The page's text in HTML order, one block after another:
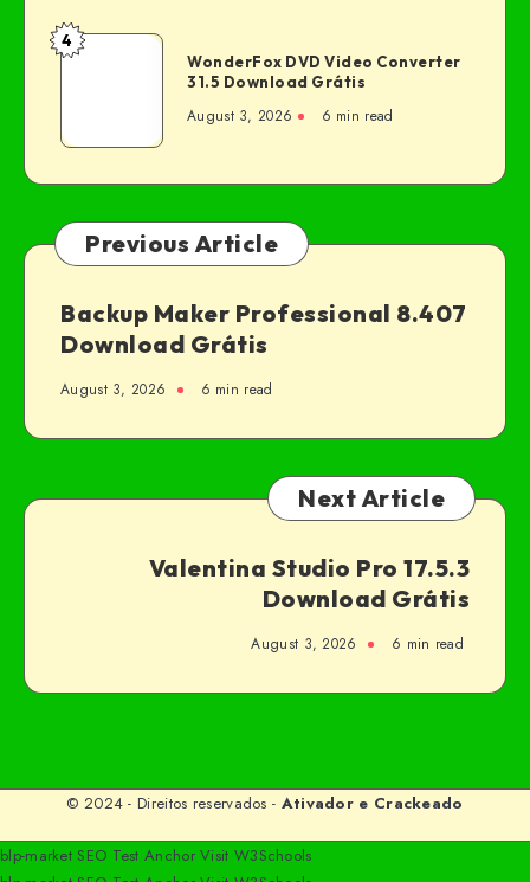
4
WonderFox DVD Video Converter
31.5 Download Grátis
August 3, 2026 6 min read
Previous Article
Backup Maker Professional 8.407
Download Grátis
August 3, 2026 6 min read
Next Article
Valentina Studio Pro 17.5.3
Download Grátis
August 3, 2026 6 min read
© 2024 - Direitos reservados - Ativador e Crackeado
blp-market SEO Test Anchor Visit W3Schools